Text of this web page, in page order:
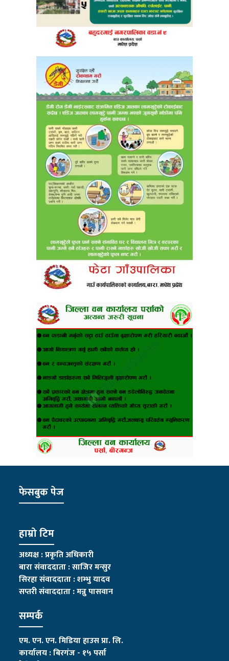
फेसबुक पेज
हाम्रो टिम
अध्यक्ष : प्रकृति अधिकारी
बारा संवाददाता : साजिर मन्सुर
सिरहा संवाददाता : शम्भु यादव
सप्तरी संवाददाता:मन्नु पासवान
सम्पर्क
एम. एन. एन. मिडिया हाउस प्रा. लि.
कार्यालय : बिरगंज - १५ पर्सा